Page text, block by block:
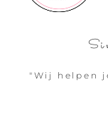
"Wij helpen